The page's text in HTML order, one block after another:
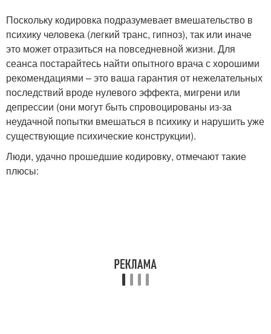
Поскольку кодировка подразумевает вмешательство в
психику человека (легкий транс, гипноз), так или иначе
это может отразиться на повседневной жизни. Для
сеанса постарайтесь найти опытного врача с хорошими
рекомендациями – это ваша гарантия от нежелательных
последствий вроде нулевого эффекта, мигрени или
депрессии (они могут быть спровоцированы из-за
неудачной попытки вмешаться в психику и нарушить уже
существующие психические конструкции).
Люди, удачно прошедшие кодировку, отмечают такие
плюсы: